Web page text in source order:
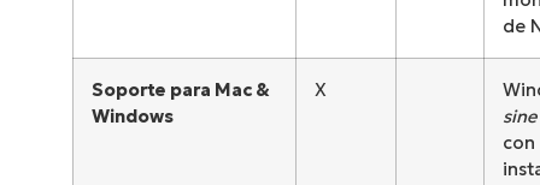
de
Soporte para Mac &
Windows
X
con